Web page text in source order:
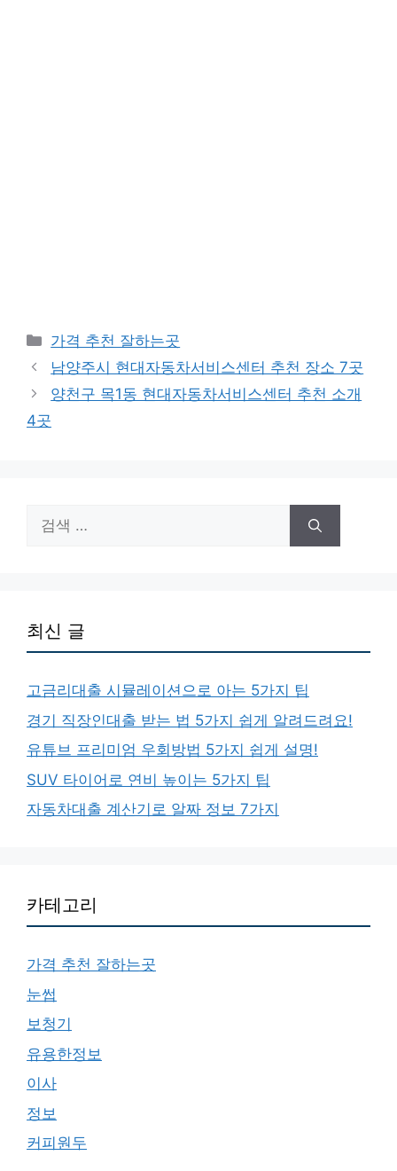
카
테
리
가격 추천 잘하는곳
남양주시 현대자동차서비스센터 추천 장소 7곳
양천구 목1동 현대자동차서비스센터 추천 소개
4곳
색:
최신 글
고금리대출 시뮬레이션으로 아는 5가지 팁
경기 직장인대출 받는 법 5가지 쉽게 알려드려요!
유튜브 프리미엄 우회방법 5가지 쉽게 설명!
SUV 타이어로 연비 높이는 5가지 팁
자동차대출 계산기로 알짜 정보 7가지
카테고리
가격 추천 잘하는곳
눈썹
보청기
유용한정보
이사
정보
커피원두